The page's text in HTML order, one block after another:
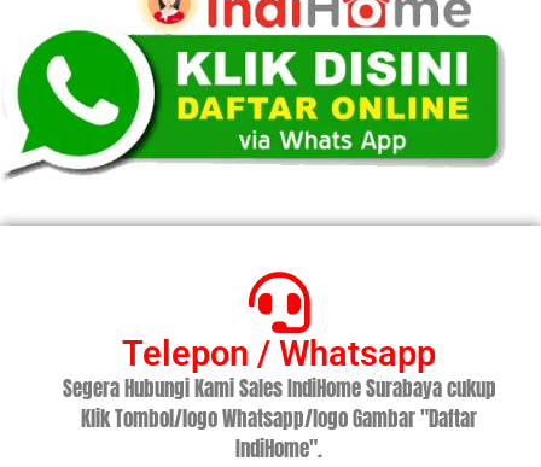
Telepon / Whatsapp
Segera Hubungi Kami Sales IndiHome Surabaya cukup
Klik Tombol/logo Whatsapp/logo Gambar "Daftar
IndiHome".